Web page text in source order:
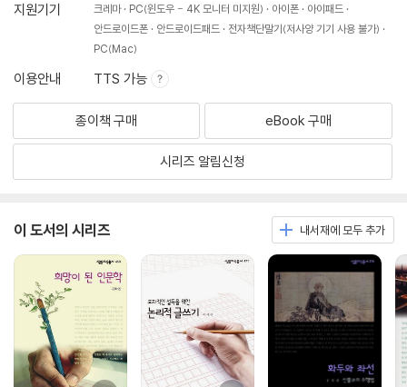
지원기기
크레마 PC(윈도우 - 4K 모니터 미지원) 아이폰
아이패드
안드로이드폰
안드로이드패드
전자책단말기(저사양 기기 사용 불가)
PC(Mac)
이용안내 TTS 가능
종이책 구매 eBook 구매
시리즈 알림신청
이 도서의 시리즈 내서재에 모두 추가